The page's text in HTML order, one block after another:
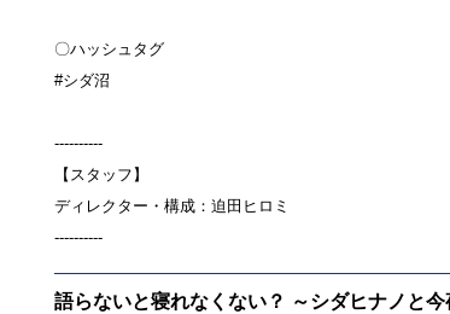
〇ハッシュタグ
#シダ沼
----------
【スタッフ】
ディレクター・構成：迫田ヒロミ
----------
語らないと寝れなくない？ ～シダヒナノと